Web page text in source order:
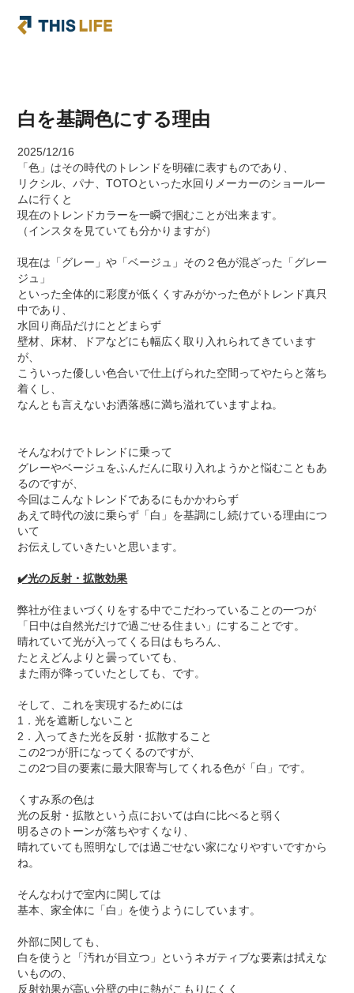
白を基調色にする理由
2025/12/16
「色」はその時代のトレンドを明確に表すものであり、
リクシル、パナ、TOTOといった水回りメーカーのショールー
ムに行くと
現在のトレンドカラーを一瞬で掴むことが出来ます。
（インスタを見ていても分かりますが）
現在は「グレー」や「ベージュ」その２色が混ざった「グレー
ジュ」
といった全体的に彩度が低くくすみがかった色がトレンド真只
中であり、
水回り商品だけにとどまらず
壁材、床材、ドアなどにも幅広く取り入れられてきています
が、
こういった優しい色合いで仕上げられた空間ってやたらと落ち
着くし、
なんとも言えないお洒落感に満ち溢れていますよね。
そんなわけでトレンドに乗って
グレーやベージュをふんだんに取り入れようかと悩むこともあ
るのですが、
今回はこんなトレンドであるにもかかわらず
あえて時代の波に乗らず「白」を基調にし続けている理由につ
いて
お伝えしていきたいと思います。
✔️光の反射・拡散効果
弊社が住まいづくりをする中でこだわっていることの一つが
「日中は自然光だけで過ごせる住まい」にすることです。
晴れていて光が入ってくる日はもちろん、
たとえどんよりと曇っていても、
また雨が降っていたとしても、です。
そして、これを実現するためには
1．光を遮断しないこと
2．入ってきた光を反射・拡散すること
この2つが肝になってくるのですが、
この2つ目の要素に最大限寄与してくれる色が「白」です。
くすみ系の色は
光の反射・拡散という点においては白に比べると弱く
明るさのトーンが落ちやすくなり、
晴れていても照明なしでは過ごせない家になりやすいですから
ね。
そんなわけで室内に関しては
基本、家全体に「白」を使うようにしています。
外部に関しても、
白を使うと「汚れが目立つ」というネガティブな要素は拭えな
いものの、
反射効果が高い分壁の中に熱がこもりにくく